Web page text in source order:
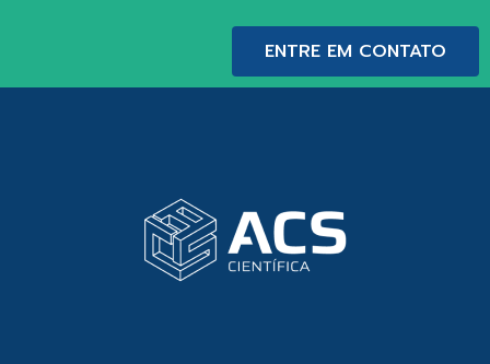
ENTRE EM CONTATO